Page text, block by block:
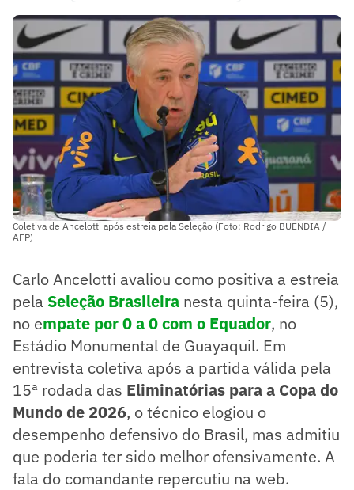
Coletiva de Ancelotti após estreia pela Seleção (Foto: Rodrigo BUENDIA /
AFP)
Carlo Ancelotti avaliou como positiva a estreia
pela Seleção Brasileira nesta quinta-feira (5),
no empate por 0 a 0 com o Equador, no
Estádio Monumental de Guayaquil. Em
entrevista coletiva após a partida válida pela
15ª rodada das Eliminatórias para a Copa do
Mundo de 2026, o técnico elogiou o
desempenho defensivo do Brasil, mas admitiu
que poderia ter sido melhor ofensivamente. A
fala do comandante repercutiu na web.